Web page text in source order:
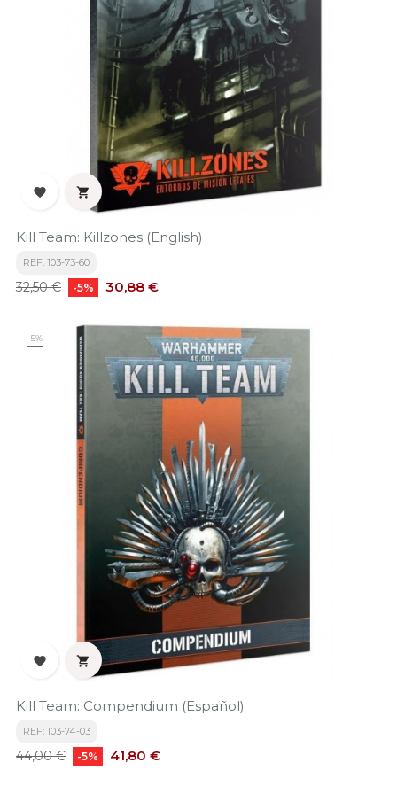
 
Kill Team: Killzones (English)
REF: 103-73-60
Precio
32,50 € -5% Precio
30,88 €
-5%
 
Kill Team: Compendium (Español)
REF: 103-74-03
Precio
44,00 € -5% Precio
41,80 €